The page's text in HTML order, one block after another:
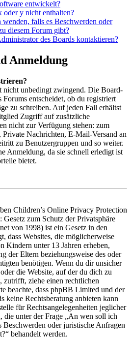
entwickelt?
y nicht enthalten?
falls es Beschwerden oder
diesem Forum gibt?
des Boards kontaktieren?
Anmeldung
nicht unbedingt zwingend. Die Board-
Forums entscheidet, ob du registriert
zu schreiben. Auf jeden Fall erhältst
Zugriff auf zusätzliche
nicht zur Verfügung stehen: zum
Nachrichten, E-Mail-Versand an
zu Benutzergruppen und so weiter.
Anmeldung, da sie schnell erledigt ist
bietet.
Children’s Online Privacy Protection
zum Schutz der Privatsphäre
von 1998) ist ein Gesetz in den
dass Websites, die möglicherweise
Kindern unter 13 Jahren erheben,
der Eltern beziehungsweise des oder
benötigen. Wenn du dir unsicher
die Website, auf der du dich zu
zutrifft, ziehe einen rechtlichen
beachte, dass phpBB Limited und der
keine Rechtsberatung anbieten kann
für Rechtsangelegenheiten jeglicher
die unter der Frage „An wen soll ich
Beschwerden oder juristische Anfragen
behandelt werden.